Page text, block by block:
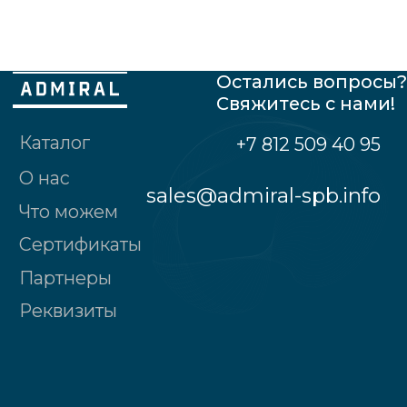
Политика конфиденциальности
Общество с ограниченной
Пряжки, д.№32, лит.А, 2-ой этаж, пом. № 2